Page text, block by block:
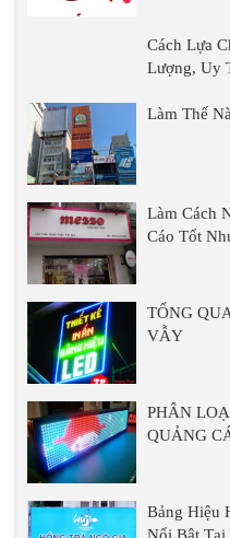
Cách Lựa
Lượng, Uy
Làm Thế
Làm Cách
Cáo Tốt
TỔNG
VẪY
PHÂN
QUẢNG
Bảng Hiệu